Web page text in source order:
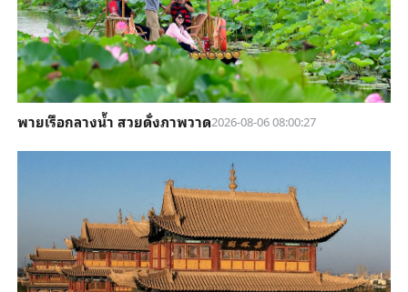
พายเรือกลางน้ำ สวยดั่งภาพวาด2026-08-06 08:00:27